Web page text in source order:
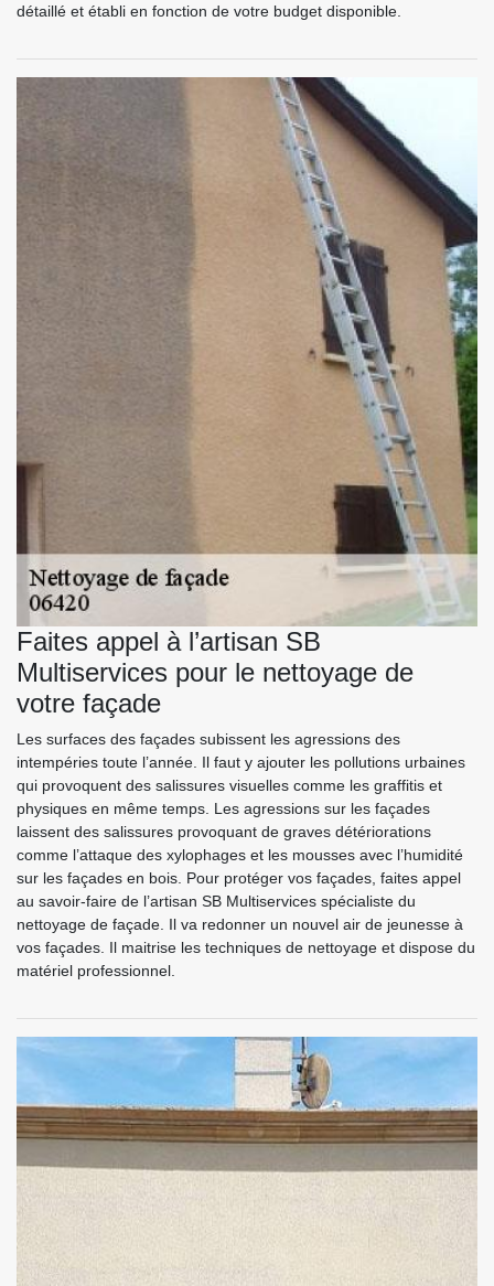
détaillé et établi en fonction de votre budget disponible.
Faites appel à l’artisan SB
Multiservices pour le nettoyage de
votre façade
Les surfaces des façades subissent les agressions des
intempéries toute l’année. Il faut y ajouter les pollutions urbaines
qui provoquent des salissures visuelles comme les graffitis et
physiques en même temps. Les agressions sur les façades
laissent des salissures provoquant de graves détériorations
comme l’attaque des xylophages et les mousses avec l’humidité
sur les façades en bois. Pour protéger vos façades, faites appel
au savoir-faire de l’artisan SB Multiservices spécialiste du
nettoyage de façade. Il va redonner un nouvel air de jeunesse à
vos façades. Il maitrise les techniques de nettoyage et dispose du
matériel professionnel.